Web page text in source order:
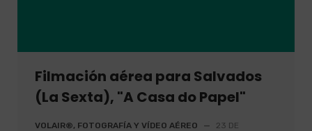
Filmación aérea para Salvados
(La Sexta), "A Casa do Papel"
VOLAIR®, FOTOGRAFÍA Y VÍDEO AÉREO —
23 DE